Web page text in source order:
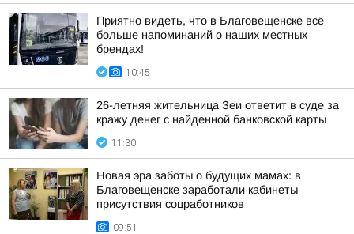
Приятно видеть, что в Благовещенске всё
больше напоминаний о наших местных
брендах!
10:45
26-летняя жительница Зеи ответит в суде за
кражу денег с найденной банковской карты
11:30
Новая эра заботы о будущих мамах: в
Благовещенске заработали кабинеты
присутствия соцработников
09:51